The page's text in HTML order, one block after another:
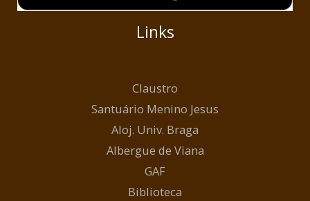
Links
Claustro
Santuário Menino Jesus
Aloj. Univ. Braga
Albergue de Viana
GAF
Biblioteca